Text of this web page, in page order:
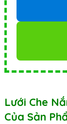
Lưới Che
Của Sản